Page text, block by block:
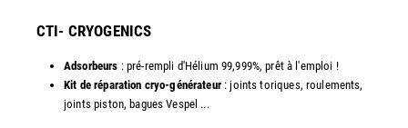
CTI- CRYOGENICS
Adsorbeurs : pré-rempli d'Hélium 99,999%, prêt à l'emploi !
Kit de réparation cryo-générateur: joints toriques, roulements,
joints piston, bagues Vespel ... ​